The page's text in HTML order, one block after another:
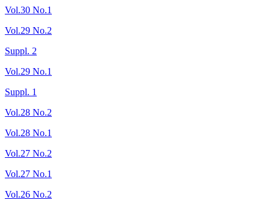
Vol.30 No.1
Vol.29 No.2
Suppl. 2
Vol.29 No.1
Suppl. 1
Vol.28 No.2
Vol.28 No.1
Vol.27 No.2
Vol.27 No.1
Vol.26 No.2